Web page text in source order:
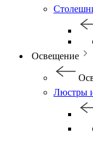
Освещение
Люстры